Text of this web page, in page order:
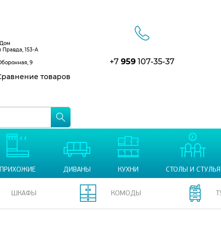
Правда, 153-А
9
+7 959 107-35-37
товаров
ПРИХОЖИЕ ДИВАНЫ КУХНИ СТОЛЫ И СТУЛЬЯ
ШКАФЫ КОМОДЫ